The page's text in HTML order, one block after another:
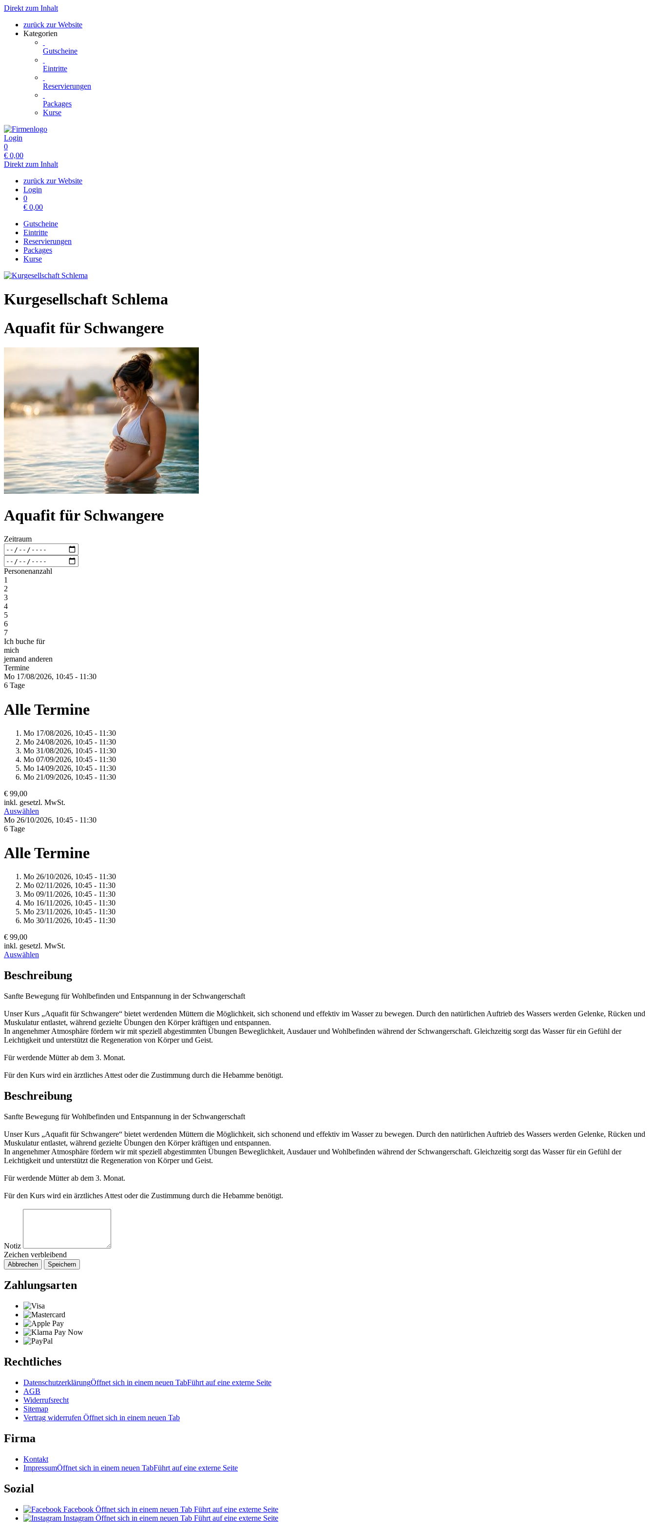
Direkt zum Inhalt
zurück zur Website
Kategorien
Gutscheine
Eintritte
Reservierungen
Packages
Kurse
Login
0
€ 0,00
Direkt zum Inhalt
zurück zur Website
Login
0
€ 0,00
Gutscheine
Eintritte
Reservierungen
Packages
Kurse
Kurgesellschaft Schlema
Aquafit für Schwangere
Aquafit für Schwangere
Zeitraum
Personenanzahl
1
2
3
4
5
6
7
Ich buche für
mich
jemand anderen
Termine
Mo 17/08/2026, 10:45 - 11:30
6 Tage
Alle Termine
Mo 17/08/2026, 10:45 - 11:30
Mo 24/08/2026, 10:45 - 11:30
Mo 31/08/2026, 10:45 - 11:30
Mo 07/09/2026, 10:45 - 11:30
Mo 14/09/2026, 10:45 - 11:30
Mo 21/09/2026, 10:45 - 11:30
€ 99,00
inkl. gesetzl. MwSt.
Auswählen
Mo 26/10/2026, 10:45 - 11:30
6 Tage
Alle Termine
Mo 26/10/2026, 10:45 - 11:30
Mo 02/11/2026, 10:45 - 11:30
Mo 09/11/2026, 10:45 - 11:30
Mo 16/11/2026, 10:45 - 11:30
Mo 23/11/2026, 10:45 - 11:30
Mo 30/11/2026, 10:45 - 11:30
€ 99,00
inkl. gesetzl. MwSt.
Auswählen
Beschreibung
Sanfte Bewegung für Wohlbefinden und Entspannung in der Schwangerschaft
Unser Kurs „Aquafit für Schwangere“ bietet werdenden Müttern die Möglichkeit, sich schonend und effektiv im Wasser zu bewegen. Durch den natürlichen Auftrieb des Wassers werden Gelenke, Rücken und
Muskulatur entlastet, während gezielte Übungen den Körper kräftigen und entspannen.
In angenehmer Atmosphäre fördern wir mit speziell abgestimmten Übungen Beweglichkeit, Ausdauer und Wohlbefinden während der Schwangerschaft. Gleichzeitig sorgt das Wasser für ein Gefühl der
Leichtigkeit und unterstützt die Regeneration von Körper und Geist.
Für werdende Mütter ab dem 3. Monat.
Für den Kurs wird ein ärztliches Attest oder die Zustimmung durch die Hebamme benötigt.
Beschreibung
Sanfte Bewegung für Wohlbefinden und Entspannung in der Schwangerschaft
Unser Kurs „Aquafit für Schwangere“ bietet werdenden Müttern die Möglichkeit, sich schonend und effektiv im Wasser zu bewegen. Durch den natürlichen Auftrieb des Wassers werden Gelenke, Rücken und
Muskulatur entlastet, während gezielte Übungen den Körper kräftigen und entspannen.
In angenehmer Atmosphäre fördern wir mit speziell abgestimmten Übungen Beweglichkeit, Ausdauer und Wohlbefinden während der Schwangerschaft. Gleichzeitig sorgt das Wasser für ein Gefühl der
Leichtigkeit und unterstützt die Regeneration von Körper und Geist.
Für werdende Mütter ab dem 3. Monat.
Für den Kurs wird ein ärztliches Attest oder die Zustimmung durch die Hebamme benötigt.
Notiz
Zeichen verbleibend
Abbrechen Speichern
Zahlungsarten
Rechtliches
DatenschutzerklärungÖffnet sich in einem neuen TabFührt auf eine externe Seite
AGB
Widerrufsrecht
Sitemap
Vertrag widerrufen Öffnet sich in einem neuen Tab
Firma
Kontakt
ImpressumÖffnet sich in einem neuen TabFührt auf eine externe Seite
Sozial
Facebook Öffnet sich in einem neuen Tab Führt auf eine externe Seite
Instagram Öffnet sich in einem neuen Tab Führt auf eine externe Seite